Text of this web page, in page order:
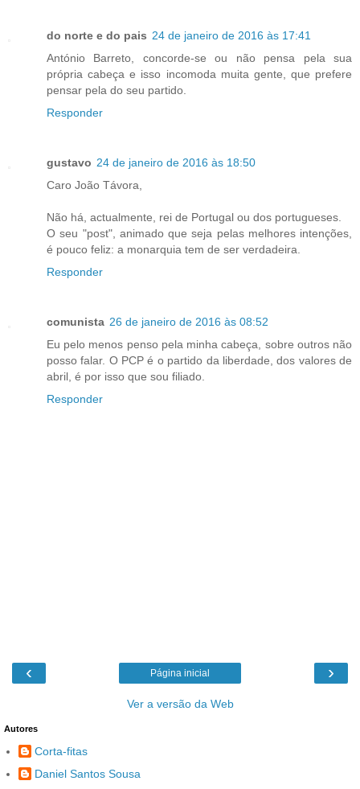
do norte e do pais 24 de janeiro de 2016 às 17:41
António Barreto, concorde-se ou não pensa pela sua
própria cabeça e isso incomoda muita gente, que prefere
pensar pela do seu partido.
Responder
gustavo 24 de janeiro de 2016 às 18:50
Caro João Távora,
Não há, actualmente, rei de Portugal ou dos portugueses.
O seu "post", animado que seja pelas melhores intenções,
é pouco feliz: a monarquia tem de ser verdadeira.
Responder
comunista 26 de janeiro de 2016 às 08:52
Eu pelo menos penso pela minha cabeça, sobre outros não
posso falar. O PCP é o partido da liberdade, dos valores de
abril, é por isso que sou filiado.
Responder
‹ ›
Página inicial
Ver a versão da Web
Autores
Corta-fitas
Daniel Santos Sousa